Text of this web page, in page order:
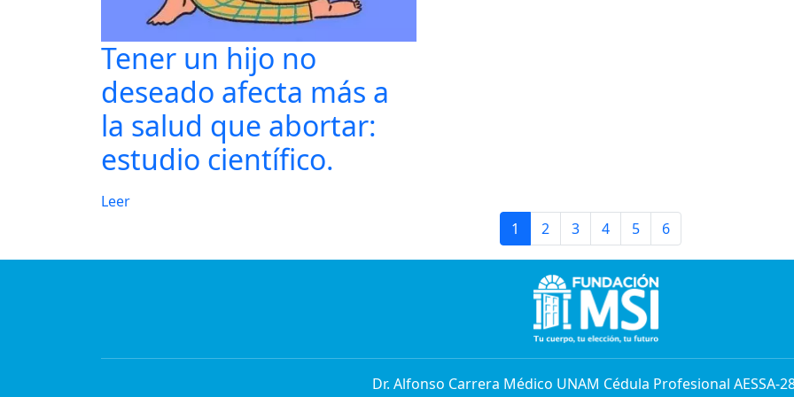
Tener un hijo no
deseado afecta más a
la salud que abortar:
estudio científico.
Leer
1 2 3 4 5 6
Dr. Alfonso Carrera Médico UNAM Cédula Profesional AESSA-